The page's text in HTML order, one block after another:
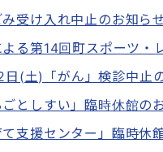
受け入れ中止のお知ら
る第14回町スポーツ・
日(土)「がん」検診中止
ごとしすい」臨時休館の
て支援センター」臨時休